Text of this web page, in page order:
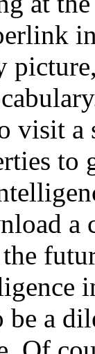
visit a
a
a